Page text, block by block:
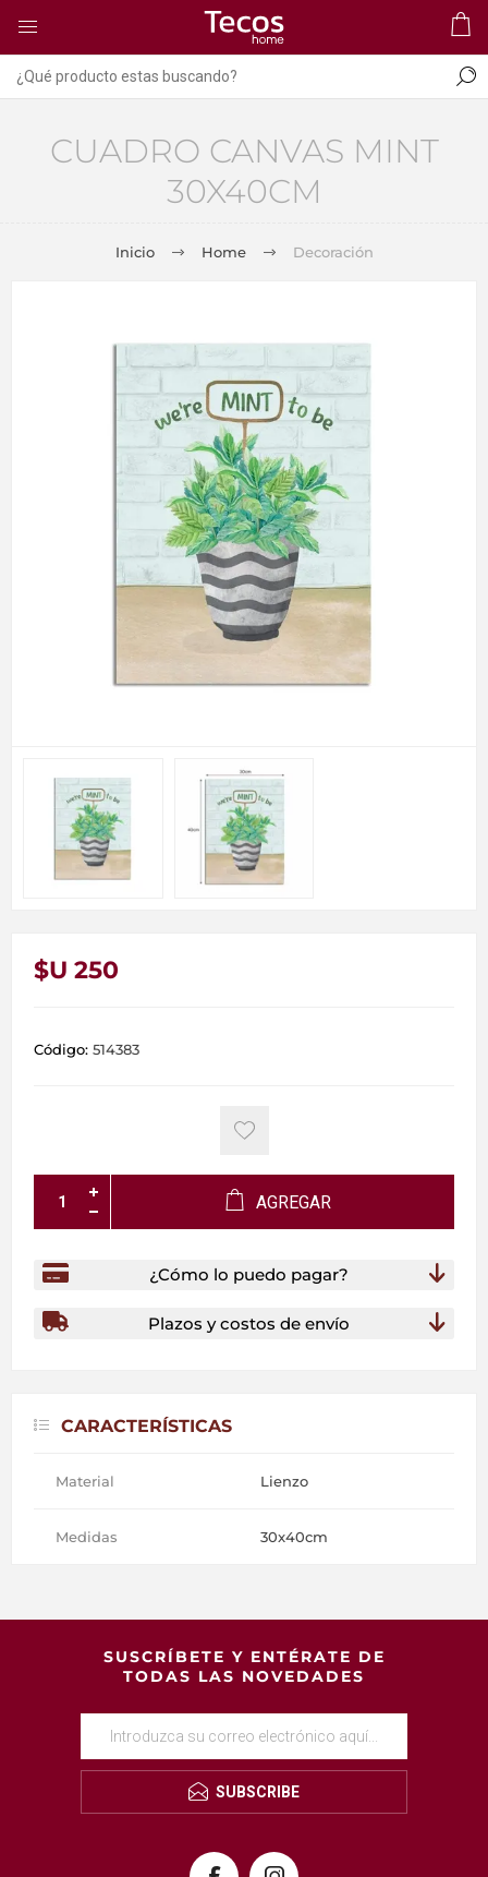
CUADRO CANVAS MINT
30X40CM
Inicio Home Decoración
$U 250
Código: 514383
AGREGAR
¿Cómo lo puedo pagar?
Plazos y costos de envío
CARACTERÍSTICAS
Material Lienzo
Medidas 30x40cm
SUSCRÍBETE Y ENTÉRATE DE
TODAS LAS NOVEDADES
SUBSCRIBE